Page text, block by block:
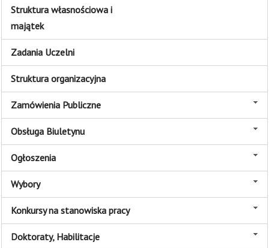
Struktura własnościowa i
majątek
Zadania Uczelni
Struktura organizacyjna
Zamówienia Publiczne
Obsługa Biuletynu
Ogłoszenia
Wybory
Konkursy na stanowiska pracy
Doktoraty, Habilitacje